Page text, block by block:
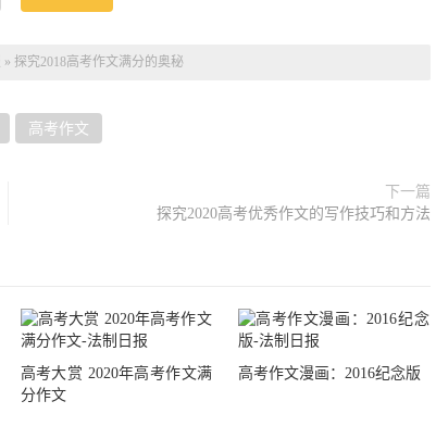
» 探究2018高考作文满分的奥秘
高考作文
下一篇
探究2020高考优秀作文的写作技巧和方法
高考大赏 2020年高考作文满
分作文
高考作文漫画：2016纪念版